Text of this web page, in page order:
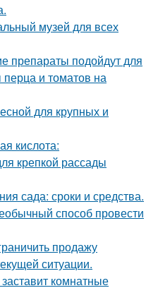
музей для всех
препараты подойдут для
и томатов на
для крупных и
кислота:
крепкой рассады
сада: сроки и средства.
способ провести
продажу
ситуации.
комнатные